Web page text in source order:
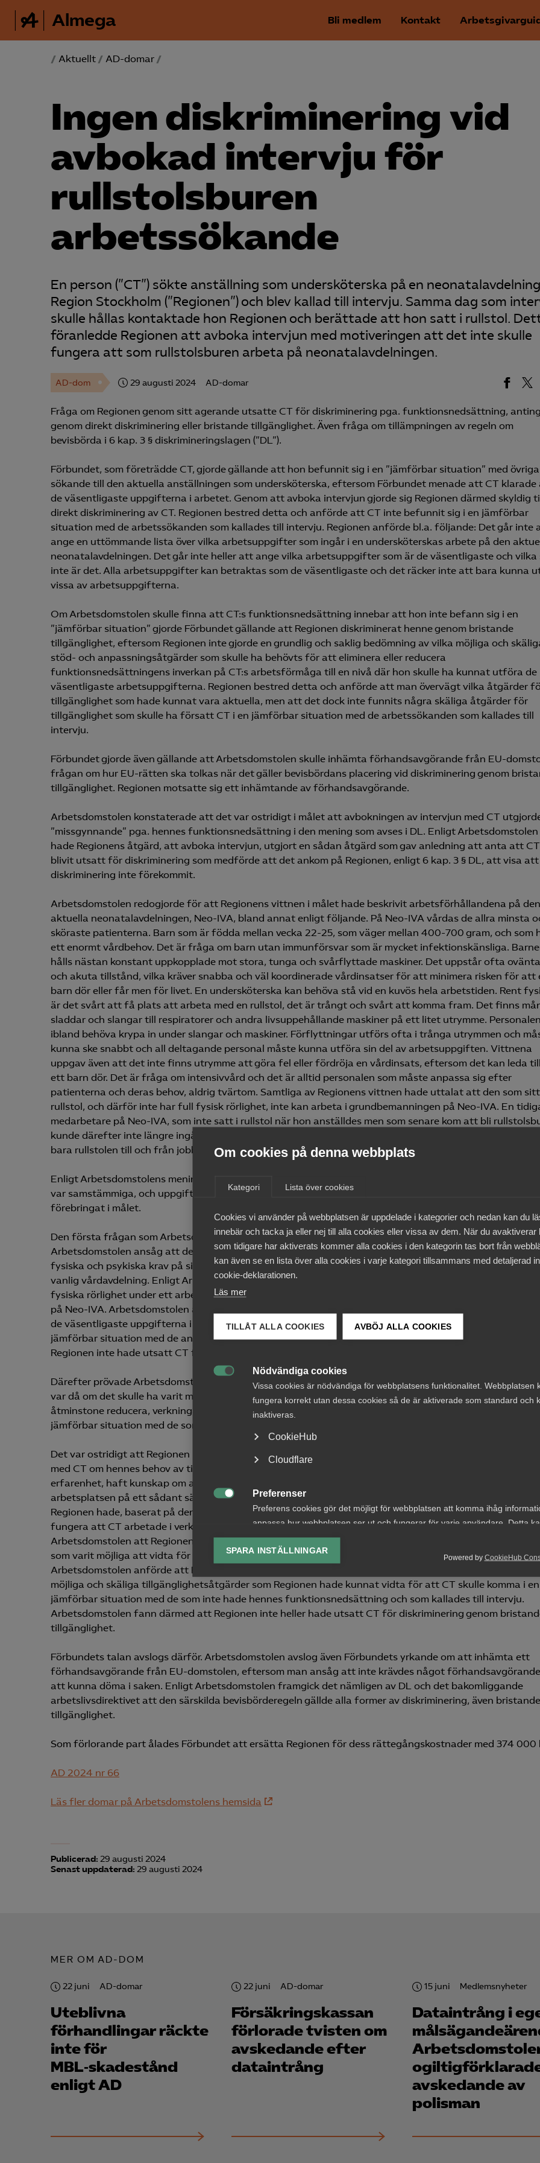
Om cookies på denna webbplats
Kategori Lista över cookies
Cookies vi använder på webbplatsen är uppdelade i kategorier och nedan kan du
innebär och tacka ja eller nej till alla cookies eller vissa av dem. När du avaktiverar
som tidigare har aktiverats kommer alla cookies i den kategorin tas bort från
kan även se en lista över alla cookies i varje kategori tillsammans med detaljerad
cookie-deklarationen.
Läs mer
TILLÅT ALLA COOKIES AVBÖJ ALLA COOKIES
Nödvändiga cookies
Vissa cookies är nödvändiga för webbplatsens funktionalitet. Webbplatsen
fungera korrekt utan dessa cookies så de är aktiverade som standard och
inaktiveras.
CookieHub
Cloudflare
Preferenser
Preferens cookies gör det möjligt för webbplatsen att komma ihåg
anpassa hur webbplatsen ser ut och fungerar för varje användare. Detta
lagring av vald valuta, region, språk eller färgschema.

Analys-cookies
Analyseringscookies hjälper oss förbättra webbplatsen genom att samla
information om hur den används.
Google Analytics

Marknadsförings-cookies
Marknadsförings-cookies används för att spåra gester på olika webbplatser
visa relevanta och engagerande annonser.
Meta Pixel
Powered by CookieHub
SPARA INSTÄLLNINGAR
Almega Bli medlem Kontakt
/ Aktuellt / AD-domar /
Ingen diskriminering vid
avbokad intervju för
rullstolsburen
arbetssökande
En person (”CT”) sökte anställning som undersköterska på en
Region Stockholm (”Regionen”) och blev kallad till intervju. Samma dag som
skulle hållas kontaktade hon Regionen och berättade att hon satt i rullstol.
föranledde Regionen att avboka intervjun med motiveringen att det inte skulle
fungera att som rullstolsburen arbeta på neonatalavdelningen.
AD-dom 29 augusti 2024 AD-domar
Fråga om Regionen genom sitt agerande utsatte CT för diskriminering pga. funktionsnedsättning,
genom direkt diskriminering eller bristande tillgänglighet. Även fråga om tillämpningen av regeln om
bevisbörda i 6 kap. 3 § diskrimineringslagen (”DL”).
Förbundet, som företrädde CT, gjorde gällande att hon befunnit sig i en ”jämförbar situation” med övriga
sökande till den aktuella anställningen som undersköterska, eftersom Förbundet menade att CT klarade
de väsentligaste uppgifterna i arbetet. Genom att avboka intervjun gjorde sig Regionen därmed skyldig
direkt diskriminering av CT. Regionen bestred detta och anförde att CT inte befunnit sig i en jämförbar
situation med de arbetssökanden som kallades till intervju. Regionen anförde bl.a. följande: Det går inte
ange en uttömmande lista över vilka arbetsuppgifter som ingår i en undersköterskas arbete på den
neonatalavdelningen. Det går inte heller att ange vilka arbetsuppgifter som är de väsentligaste och vilka
inte är det. Alla arbetsuppgifter kan betraktas som de väsentligaste och det räcker inte att bara kunna
vissa av arbetsuppgifterna.
Om Arbetsdomstolen skulle finna att CT:s funktionsnedsättning innebar att hon inte befann sig i en
”jämförbar situation” gjorde Förbundet gällande att Regionen diskriminerat henne genom bristande
tillgänglighet, eftersom Regionen inte gjorde en grundlig och saklig bedömning av vilka möjliga och
stöd- och anpassningsåtgärder som skulle ha behövts för att eliminera eller reducera
funktionsnedsättningens inverkan på CT:s arbetsförmåga till en nivå där hon skulle ha kunnat utföra de
väsentligaste arbetsuppgifterna. Regionen bestred detta och anförde att man övervägt vilka åtgärder
tillgänglighet som hade kunnat vara aktuella, men att det dock inte funnits några skäliga åtgärder för
tillgänglighet som skulle ha försatt CT i en jämförbar situation med de arbetssökanden som kallades till
intervju.
Förbundet gjorde även gällande att Arbetsdomstolen skulle inhämta förhandsavgörande från EU-
frågan om hur EU-rätten ska tolkas när det gäller bevisbördans placering vid diskriminering genom
tillgänglighet. Regionen motsatte sig ett inhämtande av förhandsavgörande.
Arbetsdomstolen konstaterade att det var ostridigt i målet att avbokningen av intervjun med CT
”missgynnande” pga. hennes funktionsnedsättning i den mening som avses i DL. Enligt Arbetsdomstolen
hade Regionens åtgärd, att avboka intervjun, utgjort en sådan åtgärd som gav anledning att anta att CT
blivit utsatt för diskriminering som medförde att det ankom på Regionen, enligt 6 kap. 3 § DL, att visa att
diskriminering inte förekommit.
Arbetsdomstolen redogjorde för att Regionens vittnen i målet hade beskrivit arbetsförhållandena på den
aktuella neonatalavdelningen, Neo-IVA, bland annat enligt följande. På Neo-IVA vårdas de allra minsta
sköraste patienterna. Barn som är födda mellan vecka 22-25, som väger mellan 400-700 gram, och som
ett enormt vårdbehov. Det är fråga om barn utan immunförsvar som är mycket infektionskänsliga.
hålls nästan konstant uppkopplade mot stora, tunga och svårflyttade maskiner. Det uppstår ofta
och akuta tillstånd, vilka kräver snabba och väl koordinerade vårdinsatser för att minimera risken för att
barn dör eller får men för livet. En undersköterska kan behöva stå vid en kuvös hela arbetstiden. Rent
är det svårt att få plats att arbeta med en rullstol, det är trångt och svårt att komma fram. Det finns
sladdar och slangar till respiratorer och andra livsuppehållande maskiner på ett litet utrymme.
ibland behöva krypa in under slangar och maskiner. Förflyttningar utförs ofta i trånga utrymmen och
kunna ske snabbt och all deltagande personal måste kunna utföra sin del av arbetsuppgiften. Vittnena
uppgav även att det inte finns utrymme att göra fel eller fördröja en vårdinsats, eftersom det kan leda
ett barn dör. Det är fråga om intensivvård och det är alltid personalen som måste anpassa sig efter
patienterna och deras behov, aldrig tvärtom. Samtliga av Regionens vittnen hade uttalat att den som
rullstol, och därför inte har full fysisk rörlighet, inte kan arbeta i grundbemanningen på Neo-IVA. En
medarbetare på Neo-IVA, som inte satt i rullstol när hon anställdes men som senare kom att bli
kunde därefter inte längre ingå i grundbemanningen utan fick gå utöver schemat och vederbörande
bara rullstolen till och från jobbet men inte inne hos barnen på patientsalarna.
Enligt Arbetsdomstolens mening fanns det inte skäl att ifrågasätta vittnenas uppgifter, som i allt
var samstämmiga, och uppgifterna vann dessutom stöd av film- och bildmaterial som Regionen hade
förebringat i målet.
Den första frågan som Arbetsdomstolen prövade var huruvida CT utsatts för direkt diskriminering.
Arbetsdomstolen ansåg att det fick anses klarlagt att Neo-IVA var en arbetsplats som ställde extremt
fysiska och psykiska krav på sin personal, samt att kraven på rörlighet och snabbhet var högre där än på
vanlig vårdavdelning. Enligt Arbetsdomstolens uppfattning var risken påtaglig att CT pga. sin bristande
fysiska rörlighet under ett arbetspass inte skulle kunna utföra de väsentligaste arbetsuppgifterna i
på Neo-IVA. Arbetsdomstolen ansåg därför att hon, pga. sin funktionsnedsättning, inte ansågs kunna
de väsentligaste uppgifterna i arbetet utan tillgänglighetsåtgärder. Hon hade därmed inte befunnit sig i
jämförbar situation med de andra som togs ut till anställningsintervju. Arbetsdomstolen fann därmed att
Regionen inte hade utsatt CT för direkt diskriminering genom att avboka anställningsintervjun.
Därefter prövade Arbetsdomstolen om CT utsatts för diskriminering genom bristande tillgänglighet.
var då om det skulle ha varit möjligt för Regionen att genom skäliga tillgänglighetsåtgärder eliminera,
åtminstone reducera, verkningarna av CT:s funktionsnedsättning på ett sådant sätt att hon hade kommit
jämförbar situation med de som kallades till intervju.
Det var ostridigt att Regionen inte hade vidtagit några tillgänglighetsåtgärder, och inte fört någon dialog
med CT om hennes behov av tillgänglighetsåtgärder. Enligt Arbetsdomstolen hade Regionen, genom
erfarenhet, haft kunskap om att det inte var möjligt att genom tillgänglighetsåtgärder anpassa
arbetsplatsen på ett sådant sätt att en rullstolsburen undersköterska kunnat ingå i grundbemanningen.
Regionen hade, baserat på den tidigare erfarenheten, omgående gjort bedömningen att det inte skulle
fungera att CT arbetade i verksamheten när man fick veta att CT satt i rullstol. Vid dessa förhållanden
Arbetsdomstolen att Regionen inte hade brustit i sin skyldighet att överväga vilka tillgänglighetsåtgärder
som varit möjliga att vidta för att eliminera eller reducera verkningarna av CT:s funktionsnedsättning.
Arbetsdomstolen anförde att Regionens överväganden hade utmynnat i att det inte hade funnits några
möjliga och skäliga tillgänglighetsåtgärder som Regionen hade kunnat vidta för att CT skulle komma i en
jämförbar situation med de som inte hade hennes funktionsnedsättning och som kallades till intervju.
Arbetsdomstolen fann därmed att Regionen inte heller hade utsatt CT för diskriminering genom
tillgänglighet.
Förbundets talan avslogs därför. Arbetsdomstolen avslog även Förbundets yrkande om att inhämta ett
förhandsavgörande från EU-domstolen, eftersom man ansåg att inte krävdes något
att kunna döma i saken. Enligt Arbetsdomstolen framgick det nämligen av DL och det bakomliggande
arbetslivsdirektivet att den särskilda bevisbörderegeln gällde alla former av diskriminering, även bristande
tillgänglighet.
Som förlorande part ålades Förbundet att ersätta Regionen för dess rättegångskostnader med 374 000
AD 2024 nr 66
Läs fler domar på Arbetsdomstolens hemsida
Publicerad: 29 augusti 2024
Senast uppdaterad: 29 augusti 2024
MER OM AD-DOM
22 juni AD-domar
Uteblivna
förhandlingar räckte
inte för
MBL‑skadestånd
enligt AD
22 juni AD-domar
Försäkringskassan
förlorade tvisten om
avskedande efter
dataintrång
15 juni Medlemsnyheter
Dataintrång i
avskedande av
polisman